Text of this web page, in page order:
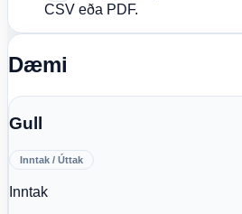
CSV eða PDF.
Dæmi
Gull
Inntak / Úttak
Inntak